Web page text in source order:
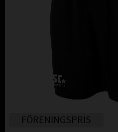
FÖRENINGSPRIS